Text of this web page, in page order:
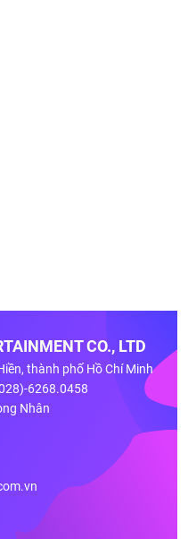
CO., LTD
thành phố Hồ Chí Minh
6268.0458
Nhân